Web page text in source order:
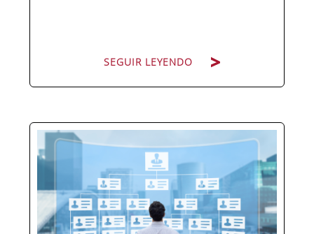
SEGUIR LEYENDO
Pocas figuras han ganado tanto peso
en la estructura corporativa española
en la última década como el
compliance officer. Desde que la
reforma del Código Penal extendió la
responsabilidad penal a las personas